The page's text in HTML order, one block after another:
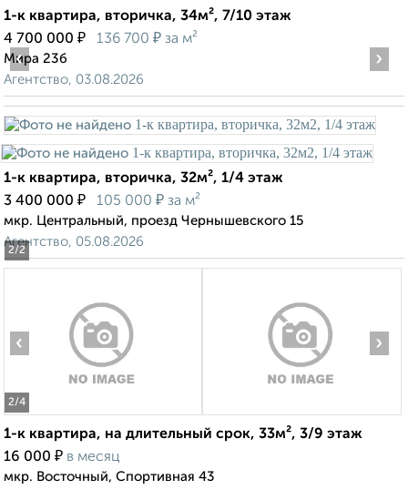
1-к квартира, вторичка, 34м², 7/10 этаж
4 700 000 ₽ 136 700 ₽ за м²
Мира 23б
Агентство, 03.08.2026
2/2
‹ ›
1-к квартира, вторичка, 32м², 1/4 этаж
3 400 000 ₽ 105 000 ₽ за м²
мкр. Центральный, проезд Чернышевского 15
Агентство, 05.08.2026
2/4
‹ ›
1-к квартира, на длительный срок, 33м², 3/9 этаж
16 000 ₽ в месяц
мкр. Восточный, Спортивная 43